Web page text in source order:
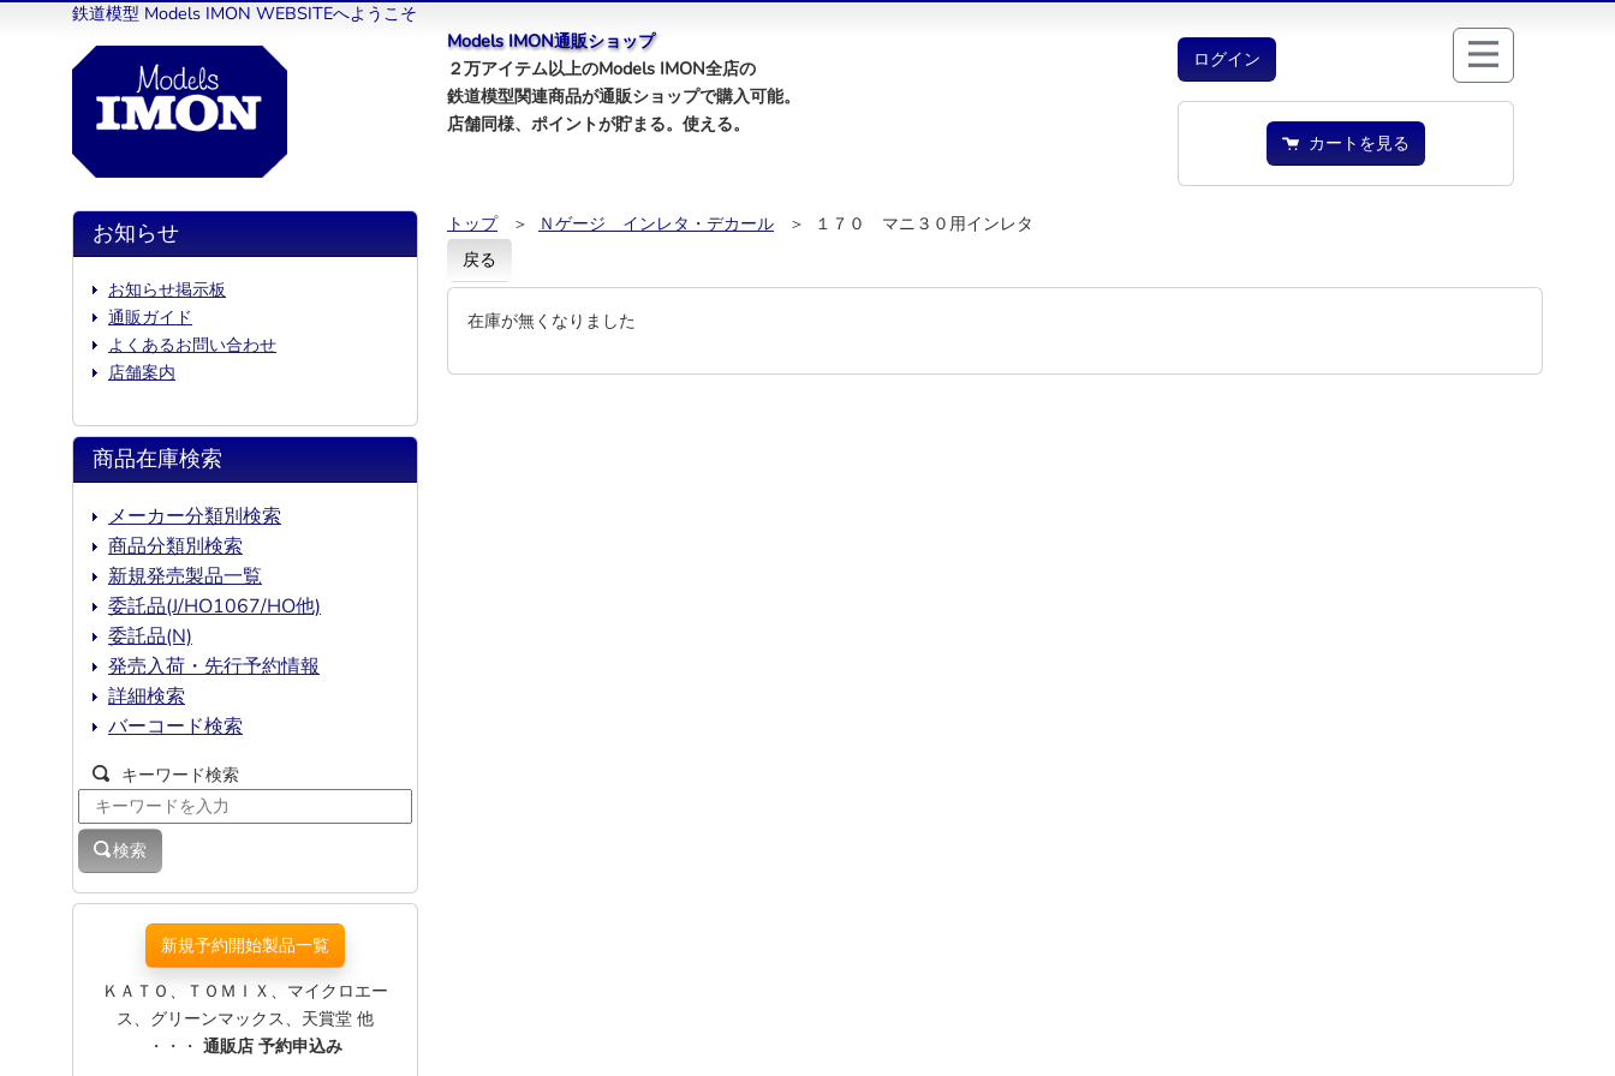
鉄道模型 Models IMON WEBSITEへようこそ
Models IMON通販ショップ
２万アイテム以上のModels IMON全店の
鉄道模型関連商品が通販ショップで購入可能。
店舗同様、ポイントが貯まる。使える。
ログイン
カートを見る
トップ ＞ Ｎゲージ インレタ・デカール
＞ １７０ マニ３０用インレタ
戻る
在庫が無くなりました
お知らせ
お知らせ掲示板
通販ガイド
よくあるお問い合わせ
店舗案内
商品在庫検索
メーカー分類別検索
商品分類別検索
新規発売製品一覧
委託品(J/HO1067/HO他)
委託品(N)
発売入荷・先行予約情報
詳細検索
バーコード検索
キーワード検索
検索
新規予約開始製品一覧
ＫＡＴＯ、ＴＯＭＩＸ、マイクロエー
ス、グリーンマックス、天賞堂 他
・・・ 通販店 予約申込み